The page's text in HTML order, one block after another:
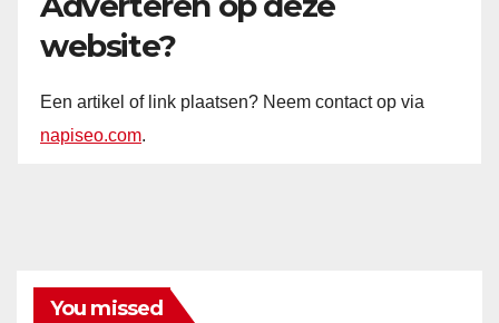
website?
Een artikel of link plaatsen? Neem contact op via
napiseo.com.
You missed